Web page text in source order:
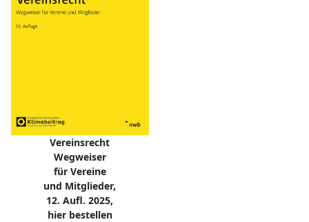
Vereinsrecht
Wegweiser
für Vereine
und Mitglieder,
12. Aufl. 2025,
hier bestellen